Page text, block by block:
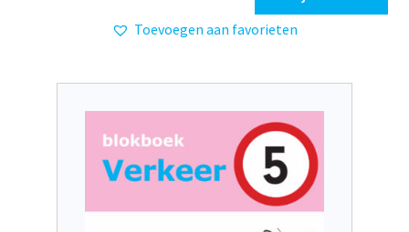
Toevoegen aan favorieten